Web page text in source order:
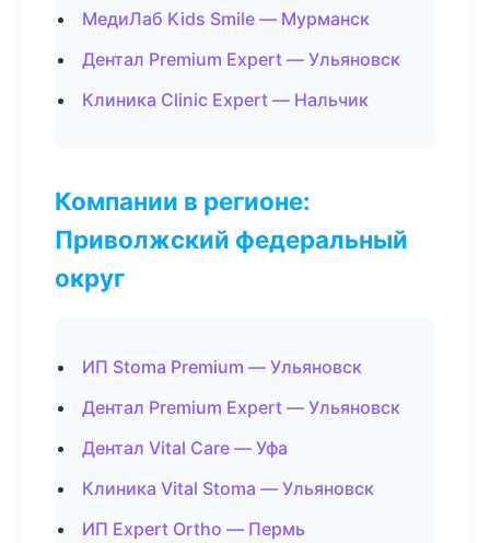
МедиЛаб Kids Smile — Мурманск
Дентал Premium Expert — Ульяновск
Клиника Clinic Expert — Нальчик
Компании в регионе:
Приволжский федеральный
округ
ИП Stoma Premium — Ульяновск
Дентал Premium Expert — Ульяновск
Дентал Vital Care — Уфа
Клиника Vital Stoma — Ульяновск
ИП Expert Ortho — Пермь